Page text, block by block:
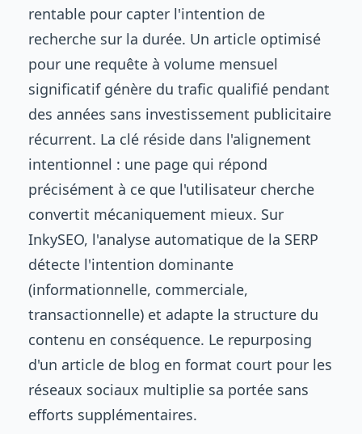
rentable pour capter l'intention de
recherche sur la durée. Un article optimisé
pour une requête à volume mensuel
significatif génère du trafic qualifié pendant
des années sans investissement publicitaire
récurrent. La clé réside dans l'alignement
intentionnel : une page qui répond
précisément à ce que l'utilisateur cherche
convertit mécaniquement mieux. Sur
InkySEO, l'analyse automatique de la SERP
détecte l'intention dominante
(informationnelle, commerciale,
transactionnelle) et adapte la structure du
contenu en conséquence. Le repurposing
d'un article de blog en format court pour les
réseaux sociaux multiplie sa portée sans
efforts supplémentaires.